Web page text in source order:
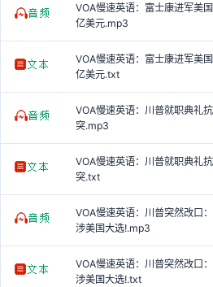
VOA慢速英语：富士康进军美
亿美元.mp3
VOA慢速英语：富士康进军美
亿美元.txt
VOA慢速英语：川普就职典礼
突.mp3
VOA慢速英语：川普就职典礼
突.txt
VOA慢速英语：川普突然改口
涉美国大选!.mp3
VOA慢速英语：川普突然改口
涉美国大选!.txt